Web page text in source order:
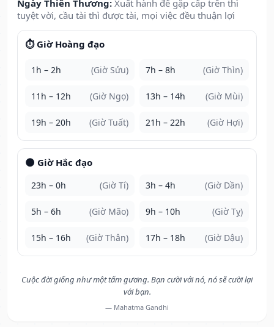
Ngày Thiên Thương: Xuất hành để gặp cấp trên thì
tuyệt vời, cầu tài thì được tài, mọi việc đều thuận lợi
⏱️ Giờ Hoàng đạo
1h – 2h (Giờ Sửu) 7h – 8h (Giờ Thìn)
11h – 12h (Giờ Ngọ) 13h – 14h (Giờ Mùi)
19h – 20h (Giờ Tuất) 21h – 22h (Giờ Hợi)
🌑 Giờ Hắc đạo
23h – 0h (Giờ Tí) 3h – 4h (Giờ Dần)
5h – 6h (Giờ Mão) 9h – 10h (Giờ Tỵ)
15h – 16h (Giờ Thân) 17h – 18h (Giờ Dậu)
Cuộc đời giống như một tấm gương. Bạn cười với nó, nó sẽ cười lại
với bạn.
— Mahatma Gandhi